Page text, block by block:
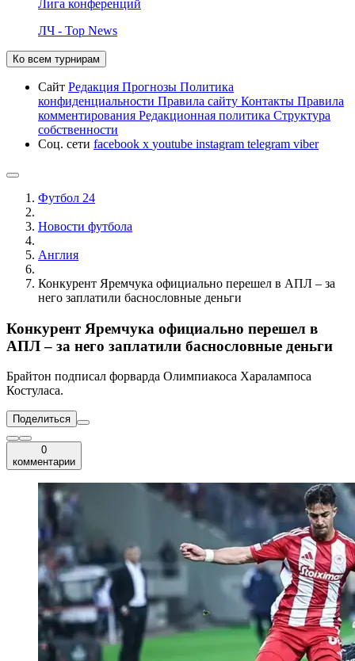
Лига конференций
ЛЧ - Top News
Ко всем турнирам
Сайт Редакция Прогнозы Политика
конфиденциальности Правила сайту Контакты Правила
комментирования Редакционная политика Структура
собственности
Соц. сети facebook x youtube instagram telegram viber
Футбол 24
Новости футбола
Англия
Конкурент Яремчука официально перешел в АПЛ – за
него заплатили баснословные деньги
Конкурент Яремчука официально перешел в
АПЛ – за него заплатили баснословные деньги
Брайтон подписал форварда Олимпиакоса Харалампоса
Костуласа.
Поделиться
0
комментарии